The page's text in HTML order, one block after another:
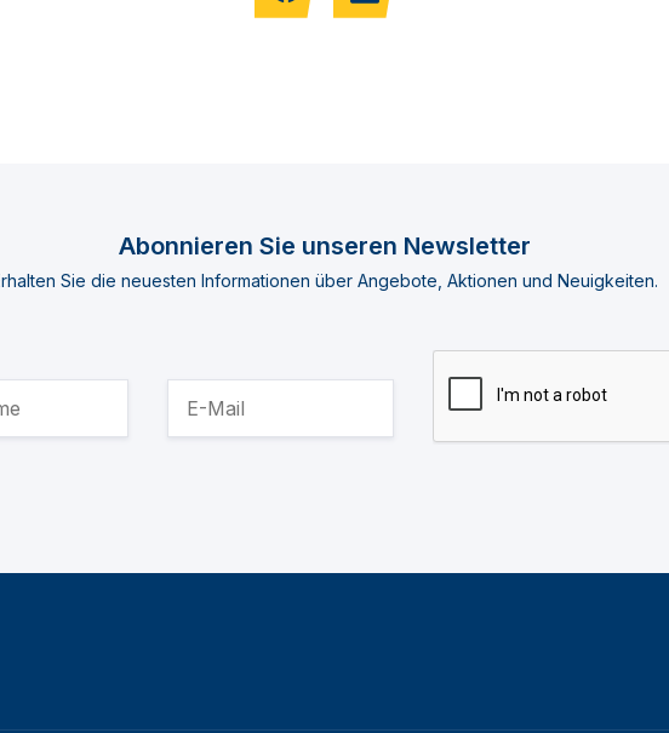
Abonnieren Sie unseren Newsletter
Sie die neuesten Informationen über Angebote, Aktionen und Neuigkeiten.